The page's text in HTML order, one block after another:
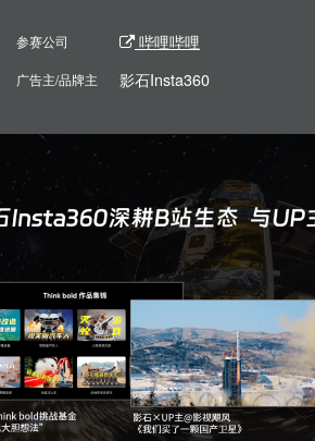
参赛公司 哔哩哔哩
广告主/品牌主 影石Insta360